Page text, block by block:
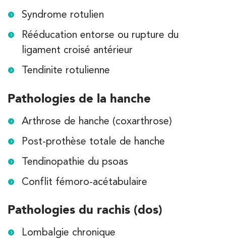
Syndrome rotulien
Rééducation entorse ou rupture du
ligament croisé antérieur
Tendinite rotulienne
Pathologies de la hanche
Arthrose de hanche (coxarthrose)
Post-prothèse totale de hanche
Tendinopathie du psoas
Conflit fémoro-acétabulaire
Pathologies du rachis (dos)
Lombalgie chronique
APPELEZ UN INSTITUT IK